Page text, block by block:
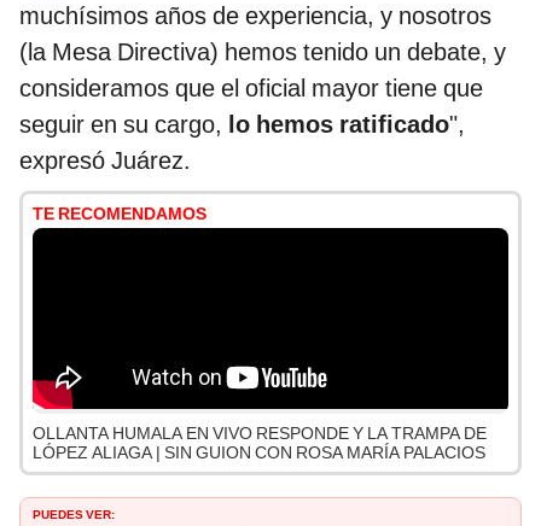
muchísimos años de experiencia, y nosotros
(la Mesa Directiva) hemos tenido un debate, y
consideramos que el oficial mayor tiene que
seguir en su cargo, lo hemos ratificado",
expresó Juárez.
TE RECOMENDAMOS
OLLANTA HUMALA EN VIVO RESPONDE Y LA TRAMPA DE
LÓPEZ ALIAGA | SIN GUION CON ROSA MARÍA PALACIOS
PUEDES VER: